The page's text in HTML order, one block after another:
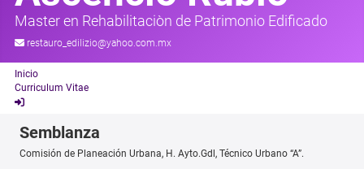
Master en Rehabilitaciòn de Patrimonio Edificado
restauro_edilizio@yahoo.com.mx
Inicio
Curriculum Vitae
Semblanza
Comisión de Planeación Urbana, H. Ayto.Gdl, Técnico Urbano “A”.